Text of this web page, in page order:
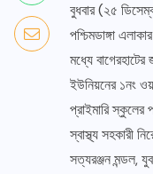
বুধবার (২৫
পশ্চিমডাঙ্গা
মধ্যে
ইউনিয়নের ১নং
প্রাইমারি
স্বাস্থ্য সহকারী
সত্যরঞ্জন মন্ডল,